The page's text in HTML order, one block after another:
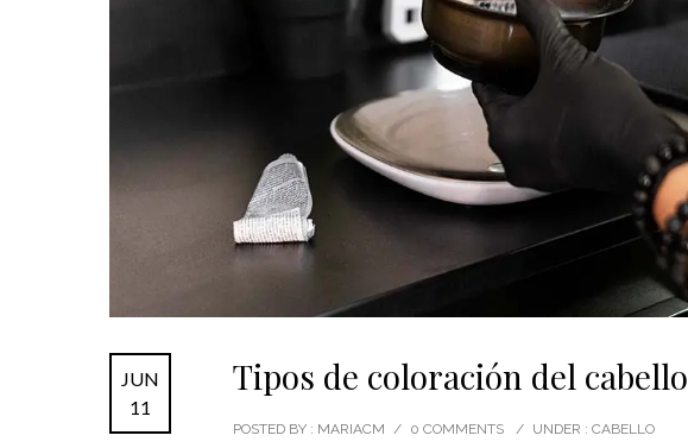
JUN
11
Tipos de coloración del cabello
POSTED BY : MARIACM / 0 COMMENTS / UNDER : CABELLO